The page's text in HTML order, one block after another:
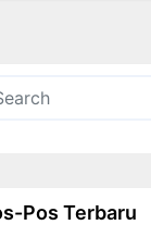
Pos Terbaru